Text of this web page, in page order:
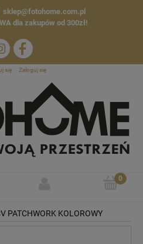
sklep@fotohome.com.pl
dla zakupów od 300zł!
się Zaloguj się
PATCHWORK KOLOROWY